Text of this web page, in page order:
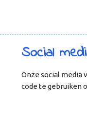
Social
Onze social media
code te gebruiken